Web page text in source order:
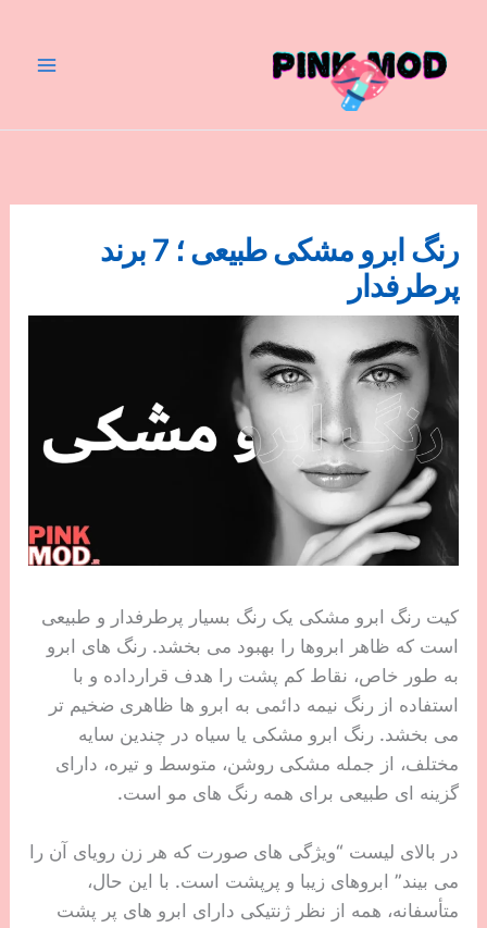
محتوا
رنگ ابرو مشکی طبیعی ؛ 7 برند
پرطرفدار
کیت رنگ ابرو مشکی یک رنگ بسیار پرطرفدار و طبیعی
است که ظاهر ابروها را بهبود می بخشد. رنگ های ابرو
به طور خاص، نقاط کم پشت را هدف قرارداده و با
استفاده از رنگ نیمه دائمی به ابرو ها ظاهری ضخیم تر
می بخشد. رنگ ابرو مشکی یا سیاه در چندین سایه
مختلف، از جمله مشکی روشن، متوسط ​​و تیره، دارای
گزینه ای طبیعی برای همه رنگ های مو است.
در بالای لیست “ویژگی های صورت که هر زن رویای آن را
می بیند” ابروهای زیبا و پرپشت است. با این حال،
متأسفانه، همه از نظر ژنتیکی دارای ابرو های پر پشت